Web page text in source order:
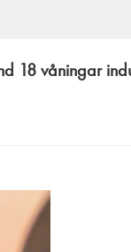
18 våningar